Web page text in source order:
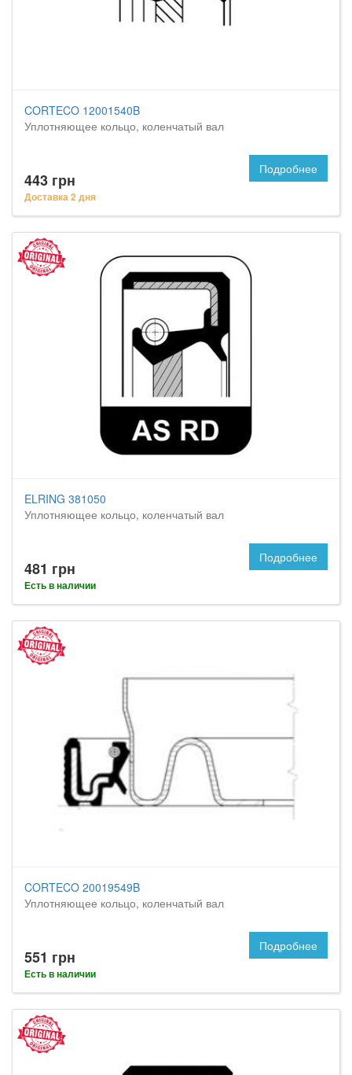
CORTECO 12001540B
Уплотняющее кольцо, коленчатый вал
443 грн
Доставка 2 дня
Подробнее
ELRING 381050
Уплотняющее кольцо, коленчатый вал
481 грн
Есть в наличии
Подробнее
CORTECO 20019549B
Уплотняющее кольцо, коленчатый вал
551 грн
Есть в наличии
Подробнее